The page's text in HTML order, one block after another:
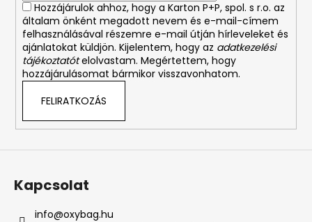
Hozzájárulok ahhoz, hogy a Karton P+P, spol. s r.o. az
általam önként megadott nevem és e-mail-címem
felhasználásával részemre e-mail útján hírleveleket és
ajánlatokat küldjön. Kijelentem, hogy az adatkezelési
tájékoztatótelolvastam. Megértettem, hogy
hozzájárulásomat bármikor visszavonhatom.
FELIRATKOZÁS
Kapcsolat
info@oxybag.hu